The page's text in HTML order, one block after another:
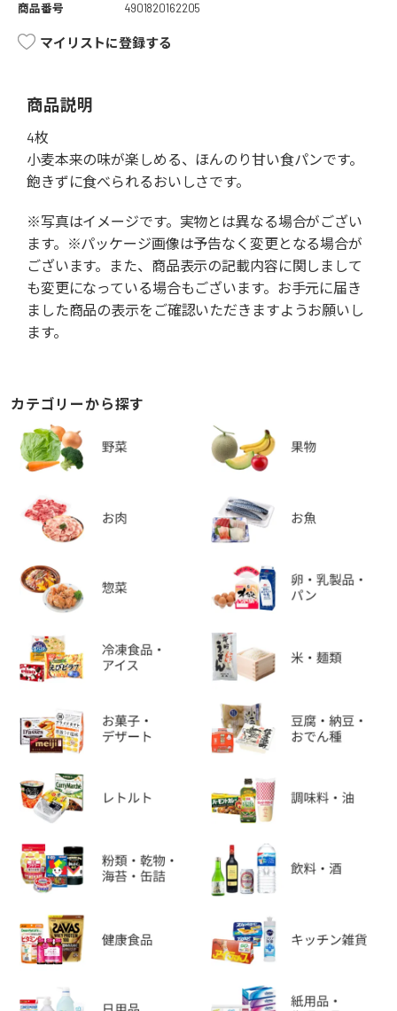
商品番号
4901820162205
マイリストに登録する
商品説明
4枚
小麦本来の味が楽しめる、ほんのり甘い食パンです。
飽きずに食べられるおいしさです。
※写真はイメージです。実物とは異なる場合がござい
ます。※パッケージ画像は予告なく変更となる場合が
ございます。また、商品表示の記載内容に関しまして
も変更になっている場合もございます。お手元に届き
ました商品の表示をご確認いただきますようお願いし
ます。
カテゴリーから探す